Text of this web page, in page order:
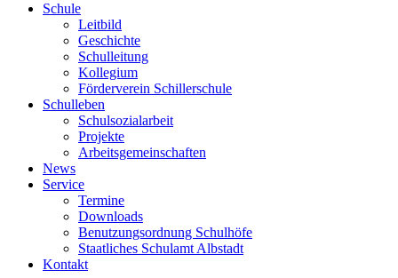
Schule
Leitbild
Geschichte
Schulleitung
Kollegium
Förderverein Schillerschule
Schulleben
Schulsozialarbeit
Projekte
Arbeitsgemeinschaften
News
Service
Termine
Downloads
Benutzungsordnung Schulhöfe
Staatliches Schulamt Albstadt
Kontakt